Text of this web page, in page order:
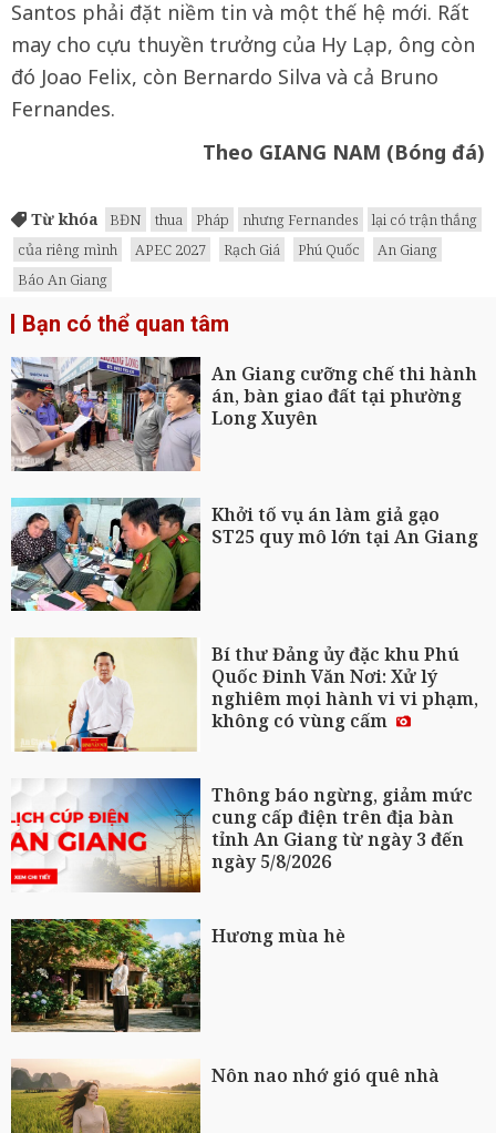
Santos phải đặt niềm tin và một thế hệ mới. Rất
may cho cựu thuyền trưởng của Hy Lạp, ông còn
đó Joao Felix, còn Bernardo Silva và cả Bruno
Fernandes.
Theo GIANG NAM (Bóng đá)
Từ khóa BĐN thua Pháp nhưng Fernandes
lại có trận thắng
của riêng mình
APEC 2027 Rạch Giá Phú Quốc
An Giang
Báo An Giang
Bạn có thể quan tâm
An Giang cưỡng chế thi hành
án, bàn giao đất tại phường
Long Xuyên
Khởi tố vụ án làm giả gạo
ST25 quy mô lớn tại An Giang
Bí thư Đảng ủy đặc khu Phú
Quốc Đinh Văn Nơi: Xử lý
nghiêm mọi hành vi vi phạm,
không có vùng cấm
Thông báo ngừng, giảm mức
cung cấp điện trên địa bàn
tỉnh An Giang từ ngày 3 đến
ngày 5/8/2026
Hương mùa hè
Nôn nao nhớ gió quê nhà